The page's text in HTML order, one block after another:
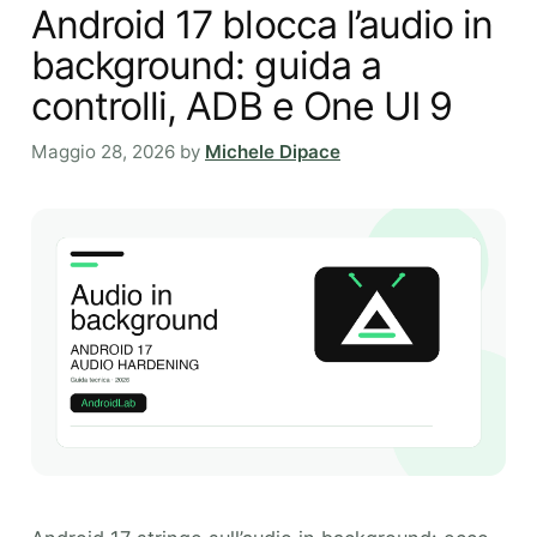
Android 17 blocca l’audio in
background: guida a
controlli, ADB e One UI 9
Maggio 28, 2026 by Michele Dipace